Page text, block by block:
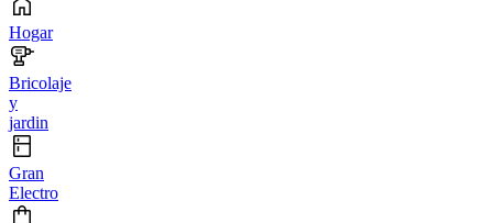
Hogar
Bricolaje
y
jardin
Gran
Electro